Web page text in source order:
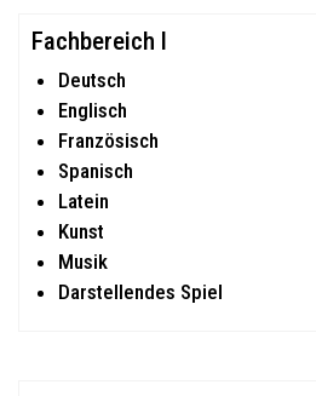
Fachbereich I
Deutsch
Englisch
Französisch
Spanisch
Latein
Kunst
Musik
Darstellendes Spiel